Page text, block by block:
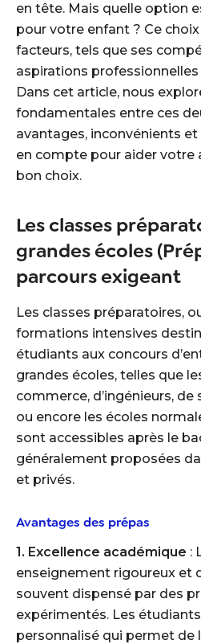
en tête. Mais quelle option
pour votre enfant ? Ce
facteurs, tels que ses
aspirations
Dans cet article, nous
fondamentales entre ces
avantages, inconvénients
en compte pour aider votre
bon choix.
Les classes
grandes écoles
parcours exigeant
Les classes préparatoires,
formations intensives
étudiants aux concours
grandes écoles, telles que
commerce, d’ingénieurs,
ou encore les écoles
sont accessibles après le
généralement proposées
et privés.
Avantages des prépas
1. Excellence académique :
enseignement rigoureux et
souvent dispensé par des
expérimentés. Les
personnalisé qui permet de